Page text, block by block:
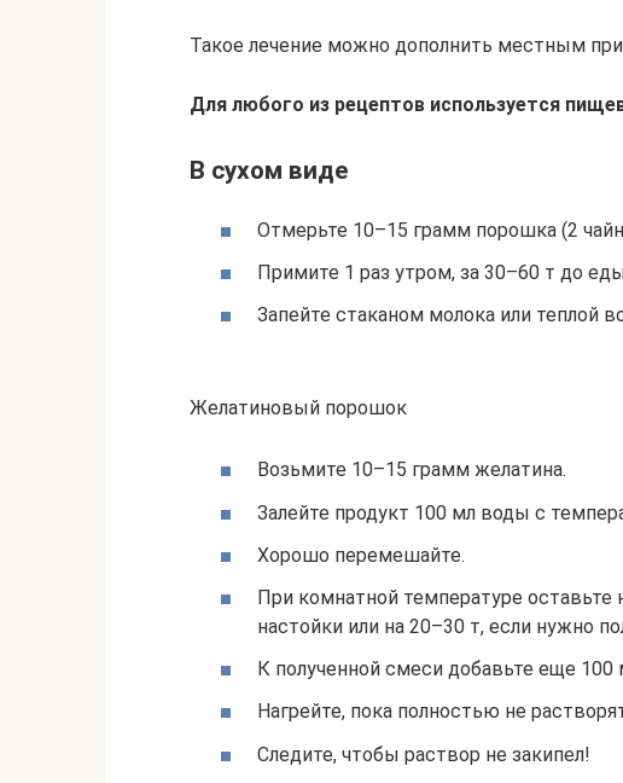
Такое лечение можно дополнить местным
Для любого из рецептов используется
В сухом виде
Отмерьте 10–15 грамм порошка (2
Примите 1 раз утром, за 30–60 т до
Запейте стаканом молока или теплой
Желатиновый порошок
Возьмите 10–15 грамм желатина.
Залейте продукт 100 мл воды с
Хорошо перемешайте.
При комнатной температуре оставьте
настойки или на 20–30 т, если нужно
К полученной смеси добавьте еще 100
Нагрейте, пока полностью не
Следите, чтобы раствор не закипел!